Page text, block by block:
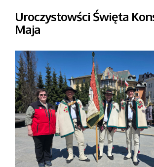
Uroczystowści Święta
Maja